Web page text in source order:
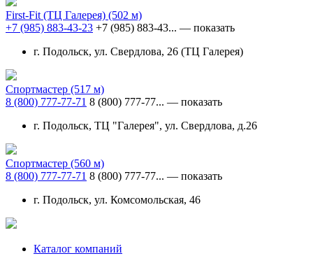
First-Fit (ТЦ Галерея) (502 м)
+7 (985) 883-43-23 +7 (985) 883-43... — показать
г. Подольск, ул. Свердлова, 26 (ТЦ Галерея)
Спортмастер (517 м)
8 (800) 777-77-71 8 (800) 777-77... — показать
г. Подольск, ТЦ "Галерея", ул. Свердлова, д.26
Спортмастер (560 м)
8 (800) 777-77-71 8 (800) 777-77... — показать
г. Подольск, ул. Комсомольская, 46
Каталог компаний